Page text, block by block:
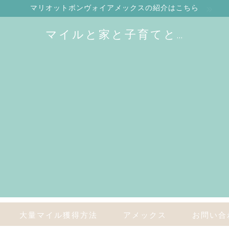
マリオットボンヴォイアメックスの紹介はこちら
マイルと家と子育てと…
大量マイル獲得方法 アメックス お問い合